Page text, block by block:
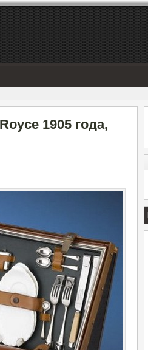
1905 года,